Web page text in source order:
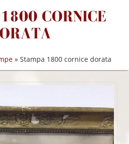
CORNICE
» Stampa 1800 cornice dorata